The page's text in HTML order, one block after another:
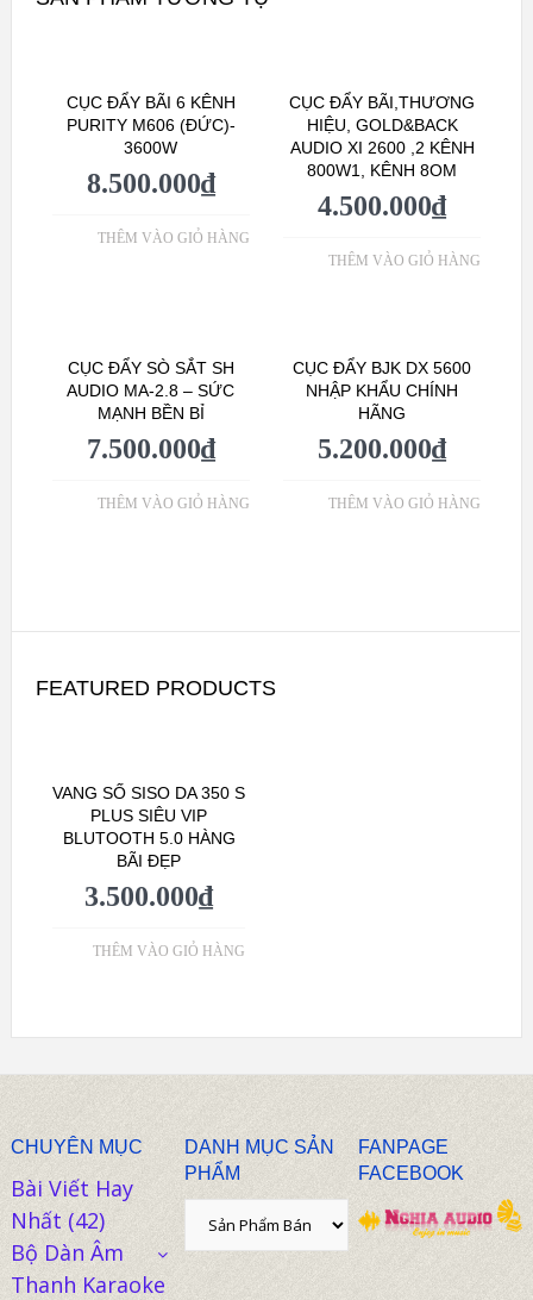
CỤC ĐẨY BÃI 6 KÊNH
PURITY M606 (ĐỨC)-
3600W
8.500.000₫
THÊM VÀO GIỎ HÀNG
CỤC ĐẨY BÃI,THƯƠNG
HIỆU, GOLD&BACK
AUDIO XI 2600 ,2 KÊNH
800W1, KÊNH 8OM
4.500.000₫
THÊM VÀO GIỎ HÀNG
CỤC ĐẨY SÒ SẮT SH
AUDIO MA-2.8 – SỨC
MẠNH BỀN BỈ
7.500.000₫
THÊM VÀO GIỎ HÀNG
CỤC ĐẨY BJK DX 5600
NHẬP KHẨU CHÍNH
HÃNG
5.200.000₫
THÊM VÀO GIỎ HÀNG
FEATURED PRODUCTS
VANG SỐ SISO DA 350 S
PLUS SIÊU VIP
BLUTOOTH 5.0 HÀNG
BÃI ĐẸP
3.500.000₫
THÊM VÀO GIỎ HÀNG
CHUYÊN MỤC
Bài Viết Hay
Nhất(42)
Bộ Dàn Âm
Thanh Karaoke
DANH MỤC SẢN
PHẨM
FANPAGE
FACEBOOK